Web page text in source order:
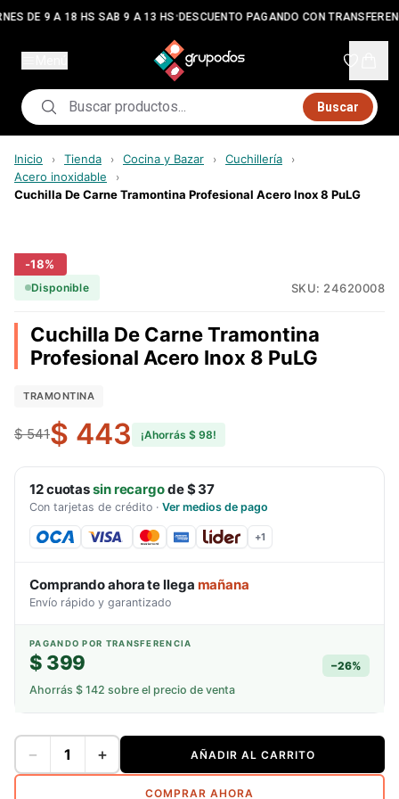
DE 9 A 18 HS SAB 9 A 13 HS•DESCUENTO PAGANDO CON
Buscar
Inicio › Tienda › Cocina y Bazar › Cuchillería ›
Acero inoxidable ›
Cuchilla De Carne Tramontina Profesional Acero Inox 8 PuLG
-18%
Disponible SKU: 24620008
Cuchilla De Carne Tramontina
Profesional Acero Inox 8 PuLG
TRAMONTINA
$ 541$ 443 ¡Ahorrás $ 98!
12cuotassin recargode$ 37
Con tarjetas de crédito · Ver medios de pago
+1
Comprando ahora te llega mañana
Envío rápido y garantizado
PAGANDO POR TRANSFERENCIA
$ 399 −26%
Ahorrás $ 142 sobre el precio de venta
− + AÑADIR AL CARRITO
COMPRAR AHORA